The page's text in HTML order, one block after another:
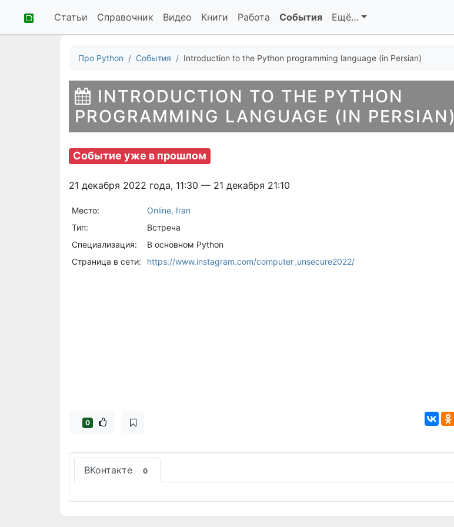
Статьи Справочник Видео Книги Работа События Ещё…
Про Python События Introduction to the Python programming language (in Persian)
INTRODUCTION TO THE PYTHON
PROGRAMMING LANGUAGE (IN PERSIAN)
Событие уже в прошлом
21 декабря 2022 года, 11:30 — 21 декабря 21:10
Место:
Online, Iran
Тип:
Встреча
Специализация:
В основном Python
Страница в сети:
https://www.instagram.com/computer_unsecure2022/
0
ВКонтакте 0